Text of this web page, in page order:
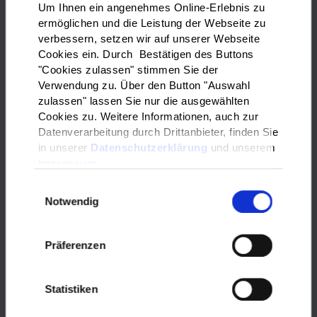
Um Ihnen ein angenehmes Online-Erlebnis zu
ermöglichen und die Leistung der Webseite zu
verbessern, setzen wir auf unserer Webseite
Cookies ein. Durch Bestätigen des Buttons
"Cookies zulassen" stimmen Sie der
Verwendung zu. Über den Button "Auswahl
zulassen" lassen Sie nur die ausgewählten
Cookies zu. Weitere Informationen, auch zur
Datenverarbeitung durch Drittanbieter, finden Sie
in unserer Datenschutzerklärung und unserem
Notwendig
Präferenzen
Statistiken
finden Sie eine Übersicht zu den wichtigsten Fragen.
Beratung und Unterstützung
fotolia.de ©
Foto: 99674435
Die Berufsberatung unterstützt Sie dabei, eine passende
Ausbildung zu finden. Auch während der Ausbildung oder